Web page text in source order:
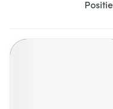
Sorteer